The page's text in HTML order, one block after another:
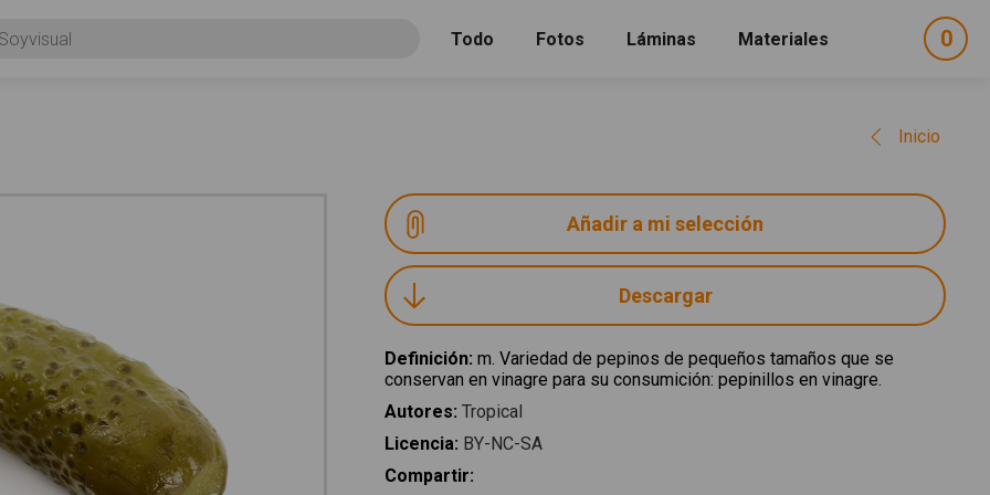
Todo Fotos Láminas Materiales 0
Inicio
Descargar
Definición: m. Variedad de pepinos de pequeños tamaños que se
conservan en vinagre para su consumición: pepinillos en vinagre.
Autores: Tropical
Licencia: BY-NC-SA
Compartir: